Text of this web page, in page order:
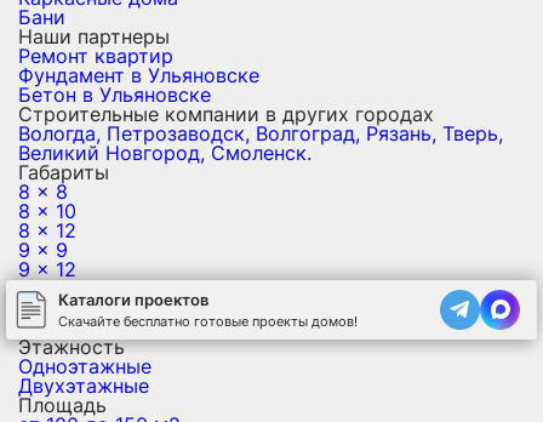
Бани
Наши партнеры
Ремонт квартир
Фундамент в Ульяновске
Бетон в Ульяновске
Строительные компании в других городах
Вологда, Петрозаводск, Волгоград, Рязань, Тверь,
Великий Новгород, Смоленск.
Габариты
8 x 8
8 x 10
8 x 12
9 x 9
9 x 12
10 x 10
10 x 12
10 x 15
Этажность
Одноэтажные
Двухэтажные
Площадь
Каталоги проектов
Скачайте бесплатно готовые проекты домов!